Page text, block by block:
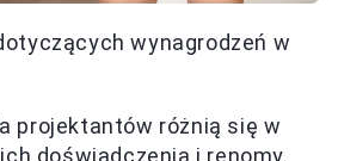
wynagrodzeń w
projektantów różnią się w
doświadczenia i renomy.